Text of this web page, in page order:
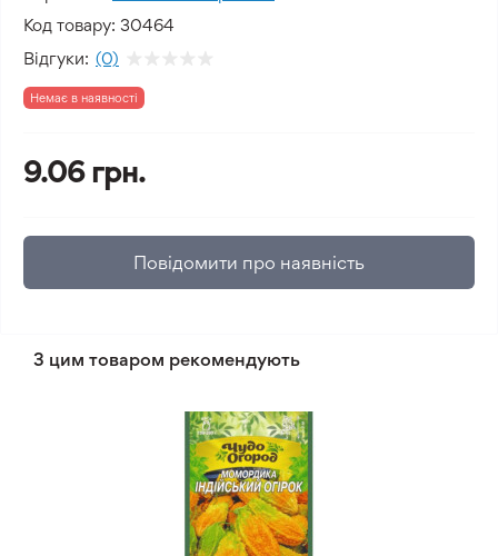
Код товару: 30464
Відгуки: (0)
Немає в наявності
9.06 грн.
Повідомити про наявність
З цим товаром рекомендують